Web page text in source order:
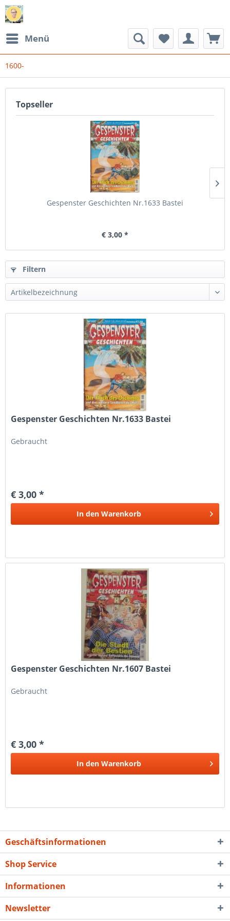
Menü
1600-
Topseller
Gespenster Geschichten Nr.1633 Bastei
€ 3,00 *
Filtern
Gespenster Geschichten Nr.1633 Bastei
Gebraucht
€ 3,00 *
In den Warenkorb
Gespenster Geschichten Nr.1607 Bastei
Gebraucht
€ 3,00 *
In den Warenkorb
Geschäftsinformationen
Shop Service
Informationen
Newsletter